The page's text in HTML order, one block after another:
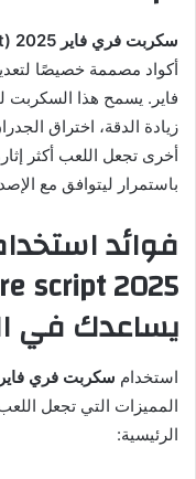
سكربت فري فاير 2025 (Free Fire script)
أكواد مصممة خصيصًا
فاير. يسمح هذا السكربت
زيادة الدقة، اختراق
أخرى تجعل اللعب أكثر
باستمرار ليتوافق مع
فوائد
يساعدك في
استخدام سكربت فري فاير 2025 Free Fire script
المميزات التي تجعل
الرئيسية: